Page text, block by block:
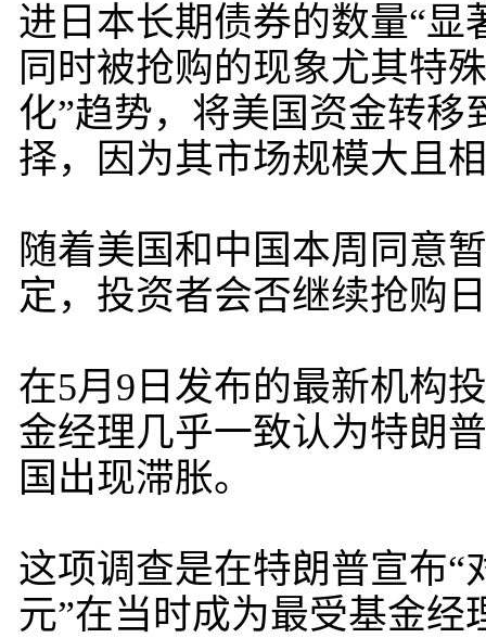
进日本长期债券的数量“显
同时被抢购的现象尤其特
化”趋势，将美国资金转
择，因为其市场规模大且
随着美国和中国本周同意
定，投资者会否继续抢购
在5月9日发布的最新机构
金经理几乎一致认为特朗
国出现滞胀。
这项调查是在特朗普宣布“
元”在当时成为最受基金经